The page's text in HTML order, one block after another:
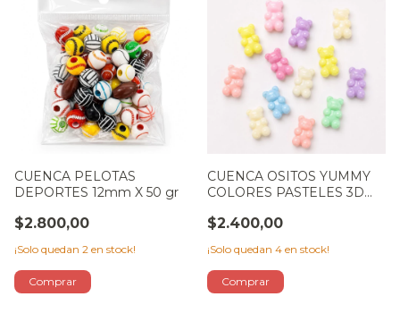
CUENCA PELOTAS
DEPORTES 12mm X 50 gr
$2.800,00
¡Solo quedan 2 en stock!
CUENCA OSITOS YUMMY
COLORES PASTELES 3D
$2.400,00
¡Solo quedan 4 en stock!